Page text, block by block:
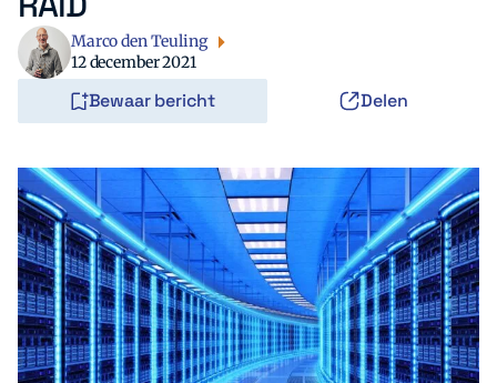
Marco den Teuling
12 december 2021
Bewaar bericht Delen